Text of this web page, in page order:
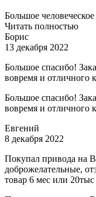
Большое
Читать полностью
Борис
13 декабря 2022
Большое спасибо!
вовремя и отличного
Большое спасибо!
вовремя и отличного
Евгений
8 декабря 2022
Покупал привода на
доброжелательные,
товар 6 мес или 20тыс